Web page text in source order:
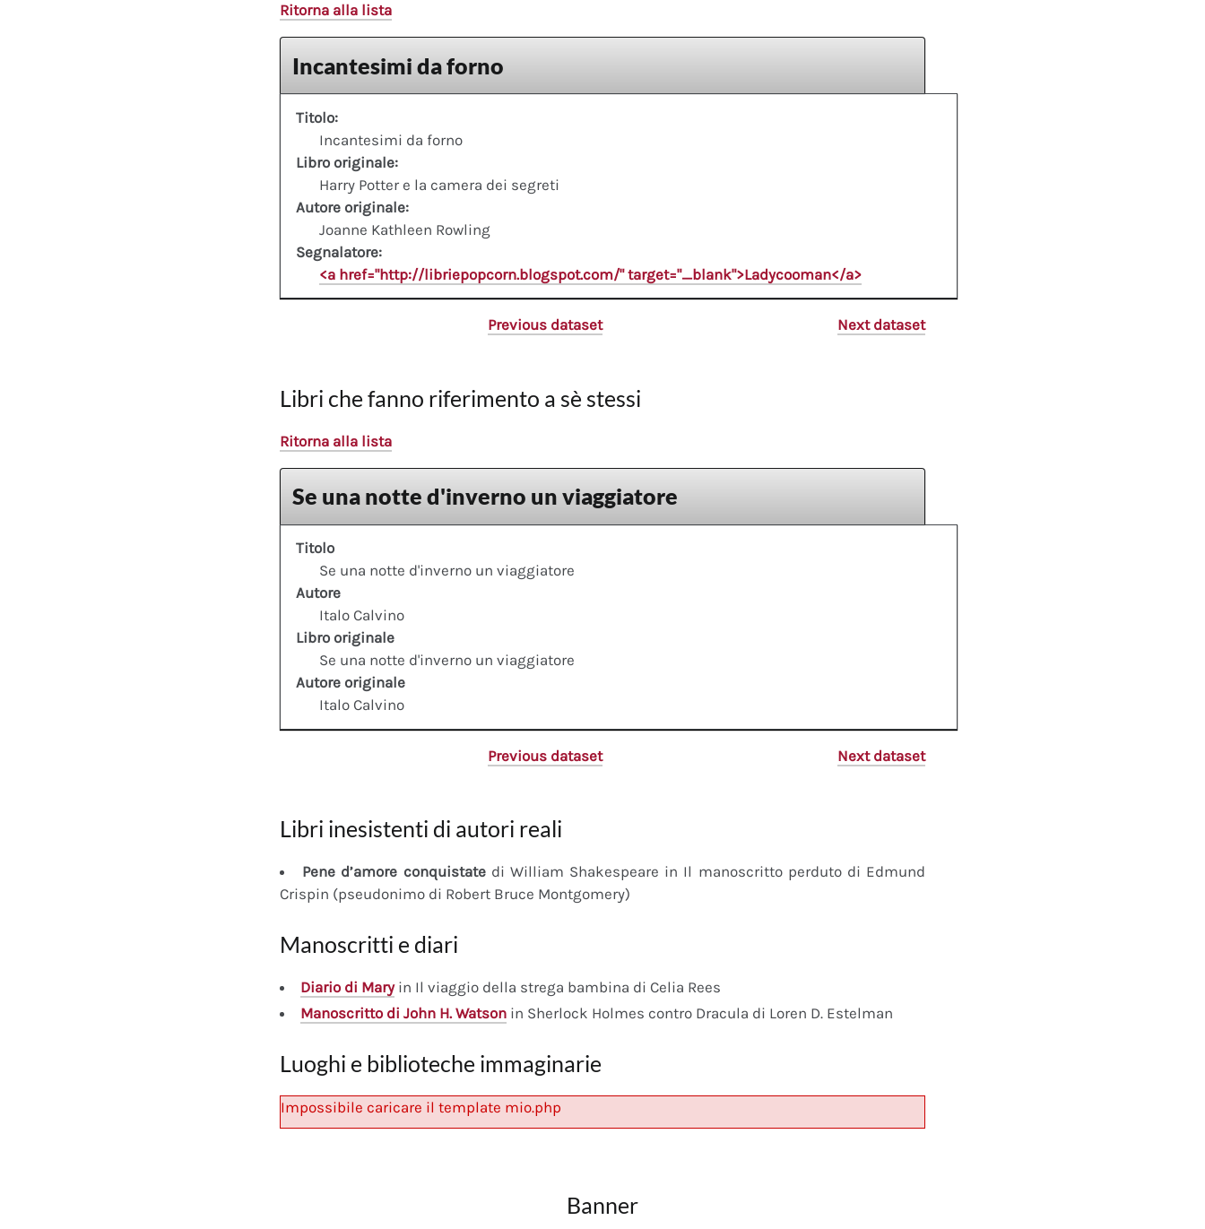
Ritorna alla lista
Incantesimi da forno
Titolo:
Incantesimi da forno
Libro originale:
Harry Potter e la camera dei segreti
Autore originale:
Joanne Kathleen Rowling
Segnalatore:
<a href="http://libriepopcorn.blogspot.com/" target="_blank">Ladycooman</a>
Previous dataset Next dataset
Libri che fanno riferimento a sè stessi
Ritorna alla lista
Se una notte d'inverno un viaggiatore
Titolo
Se una notte d'inverno un viaggiatore
Autore
Italo Calvino
Libro originale
Se una notte d'inverno un viaggiatore
Autore originale
Italo Calvino
Previous dataset Next dataset
Libri inesistenti di autori reali
Pene d’amore conquistatedi William Shakespeare in Il manoscritto perduto di Edmund
Crispin (pseudonimo di Robert Bruce Montgomery)
Manoscritti e diari
Diario di Maryin Il viaggio della strega bambina di Celia Rees
Manoscritto di John H. Watson in Sherlock Holmes contro Dracula di Loren D. Estelman
Luoghi e biblioteche immaginarie
Impossibile caricare il template mio.php
Banner